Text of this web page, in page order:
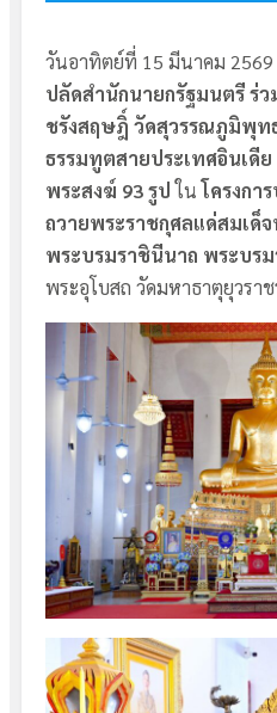
วันอาทิตย์ที่ 15 มีนาคม 2569
ปลัดสำนักนายกรัฐมนตรี ร่
ชรังสฤษฎิ์ วัดสุวรรณภูมิพุ
ธรรมทูตสายประเทศอินเดีย
พระสงฆ์ 93 รูปใน โครงกา
ถวายพระราชกุศลแด่สมเด็จ
พระบรมราชินีนาถ พระบร
พระอุโบสถ วัดมหาธาตุยุวรา